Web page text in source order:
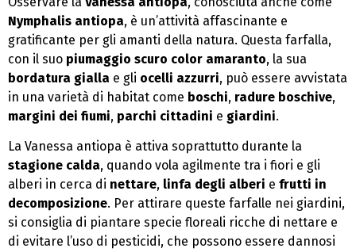
Nymphalis antiopa, è un’attività affascinante e
gratificante per gli amanti della natura. Questa farfalla,
con il suo piumaggio scuro color amaranto, la sua
bordatura gialla e gli ocelli azzurri, può essere avvistata
in una varietà di habitat come boschi, radure boschive,
margini dei fiumi, parchi cittadini e giardini.
La Vanessa antiopa è attiva soprattutto durante la
stagione calda, quando vola agilmente tra i fiori e gli
alberi in cerca di nettare, linfa degli alberi e frutti in
decomposizione. Per attirare queste farfalle nei giardini,
si consiglia di piantare specie floreali ricche di nettare e
di evitare l’uso di pesticidi, che possono essere dannosi